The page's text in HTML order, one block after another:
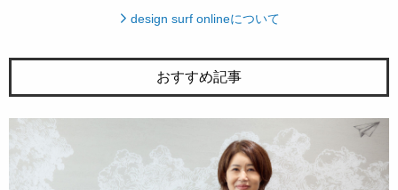
design surf onlineについて
おすすめ記事